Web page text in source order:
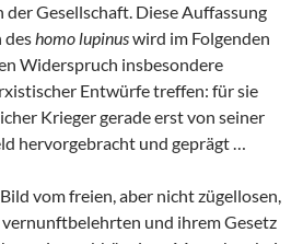
der Gesellschaft. Diese Auffassung
deshomo lupinuswird im Folgenden
Widerspruch insbesondere
Entwürfe treffen: für sie
Krieger gerade erst von seiner
hervorgebracht und geprägt …
vom freien, aber nicht zügellosen,
und ihrem Gesetz